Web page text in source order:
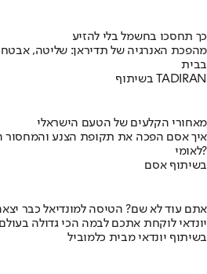
כך תחסכו בחשמל בלי להזיע
מהפכת האנרגיה של תדיראן: שליטה,
בבית
בשיתוף TADIRAN
מאחורי הקלעים של הטעם הישראלי
לאומי?
בשיתוף אסם
אתם עוד לא שם? הטיסה למונדיאל כבר
יונדאי לוקחת אתכם לבמה הכי גדולה בעולם
בשיתוף יונדאי מבית כלמוביל